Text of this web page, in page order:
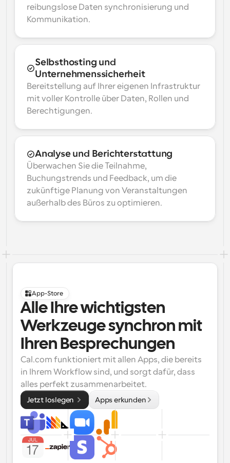
reibungslose Daten synchronisierung und
Kommunikation.
Selbsthosting und
Unternehmenssicherheit
Bereitstellung auf Ihrer eigenen Infrastruktur
mit voller Kontrolle über Daten, Rollen und
Berechtigungen.
Analyse und Berichterstattung
Überwachen Sie die Teilnahme,
Buchungstrends und Feedback, um die
zukünftige Planung von Veranstaltungen
außerhalb des Büros zu optimieren.
App-Store
Alle Ihre wichtigsten
Werkzeuge synchron mit
Ihren Besprechungen
Cal.com funktioniert mit allen Apps, die bereits
in Ihrem Workflow sind, und sorgt dafür, dass
alles perfekt zusammenarbeitet.
Jetzt loslegen Apps erkunden